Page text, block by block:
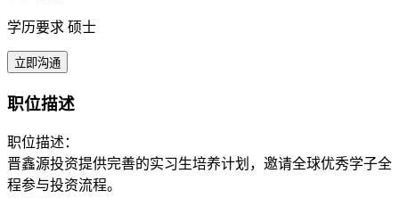
学历要求 硕士
立即沟通
职位描述
职位描述：
晋鑫源投资提供完善的实习生培养计划，邀请全球优秀学子全
程参与投资流程。